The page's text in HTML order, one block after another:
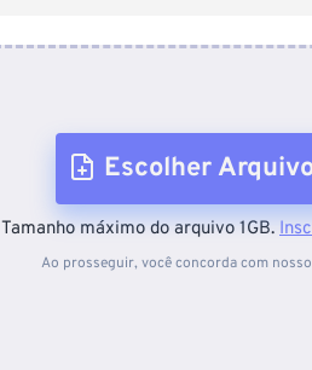
Escolher
Do dispositivo
Tamanho máximo do arquivo 1GB.
Ao prosseguir, você concorda com